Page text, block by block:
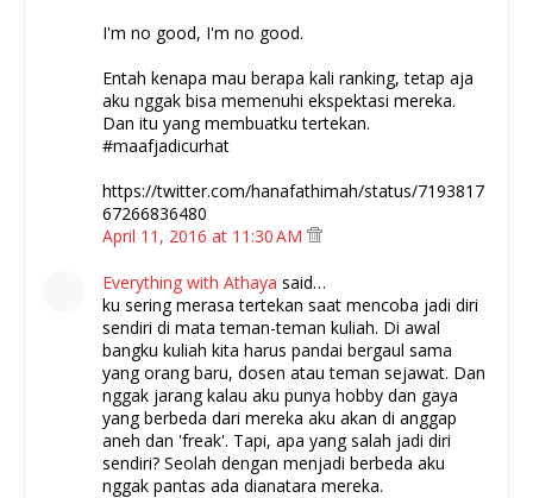
I'm no good, I'm no good.
Entah kenapa mau berapa kali ranking, tetap aja
aku nggak bisa memenuhi ekspektasi mereka.
Dan itu yang membuatku tertekan.
#maafjadicurhat
https://twitter.com/hanafathimah/status/7193817
67266836480
April 11, 2016 at 11:30 AM
Everything with Athaya said…
ku sering merasa tertekan saat mencoba jadi diri
sendiri di mata teman-teman kuliah. Di awal
bangku kuliah kita harus pandai bergaul sama
yang orang baru, dosen atau teman sejawat. Dan
nggak jarang kalau aku punya hobby dan gaya
yang berbeda dari mereka aku akan di anggap
aneh dan 'freak'. Tapi, apa yang salah jadi diri
sendiri? Seolah dengan menjadi berbeda aku
nggak pantas ada dianatara mereka.